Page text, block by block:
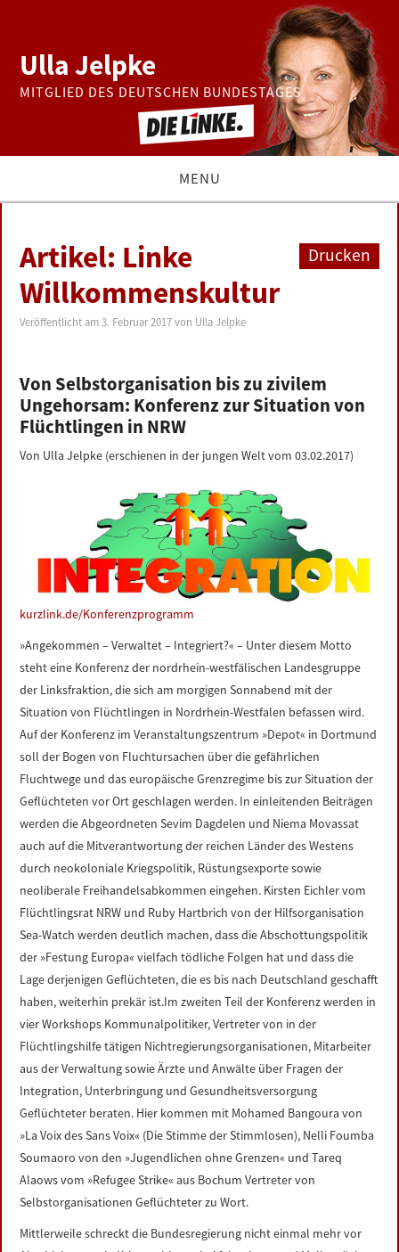
Ulla Jelpke
MITGLIED DES DEUTSCHEN BUNDESTAGES
MENU
BUNDESTAG
PRESSE
LINKS
DATENSCHUTZERKLÄRUNG
Drucken
Artikel: Linke
Willkommenskultur
Veröffentlicht am3. Februar 2017 von Ulla Jelpke
Von Selbstorganisation bis zu zivilem
Ungehorsam: Konferenz zur Situation von
Flüchtlingen in NRW
Von Ulla Jelpke (erschienen in der jungen Welt vom 03.02.2017)
kurzlink.de/Konferenzprogramm
»Angekommen – Verwaltet – Integriert?« – Unter diesem Motto
steht eine Konferenz der nordrhein-westfälischen Landesgruppe
der Linksfraktion, die sich am morgigen Sonnabend mit der
Situation von Flüchtlingen in Nordrhein-Westfalen befassen wird.
Auf der Konferenz im Veranstaltungszentrum »Depot« in Dortmund
soll der Bogen von Fluchtursachen über die gefährlichen
Fluchtwege und das europäische Grenzregime bis zur Situation der
Geflüchteten vor Ort geschlagen werden. In einleitenden Beiträgen
werden die Abgeordneten Sevim Dagdelen und Niema Movassat
auch auf die Mitverantwortung der reichen Länder des Westens
durch neokoloniale Kriegspolitik, Rüstungsexporte sowie
neoliberale Freihandelsabkommen eingehen. Kirsten Eichler vom
Flüchtlingsrat NRW und Ruby Hartbrich von der Hilfsorganisation
Sea-Watch werden deutlich machen, dass die Abschottungspolitik
der »Festung Europa« vielfach tödliche Folgen hat und dass die
Lage derjenigen Geflüchteten, die es bis nach Deutschland geschafft
haben, weiterhin prekär ist.Im zweiten Teil der Konferenz werden in
vier Workshops Kommunalpolitiker, Vertreter von in der
Flüchtlingshilfe tätigen Nichtregierungsorganisationen, Mitarbeiter
aus der Verwaltung sowie Ärzte und Anwälte über Fragen der
Integration, Unterbringung und Gesundheitsversorgung
Geflüchteter beraten. Hier kommen mit Mohamed Bangoura von
»La Voix des Sans Voix« (Die Stimme der Stimmlosen), Nelli Foumba
Soumaoro von den »Jugendlichen ohne Grenzen« und Tareq
Alaows vom »Refugee Strike« aus Bochum Vertreter von
Selbstorganisationen Geflüchteter zu Wort.
Mittlerweile schreckt die Bundesregierung nicht einmal mehr vor